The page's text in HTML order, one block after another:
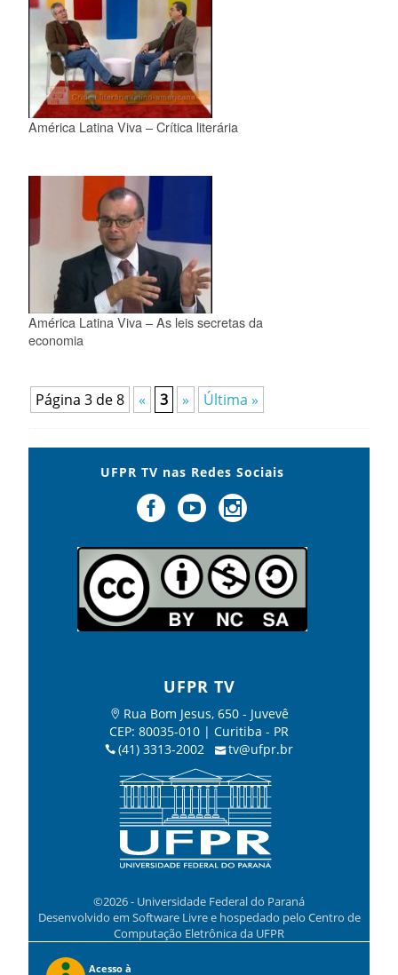
América Latina Viva – Crítica literária
América Latina Viva – As leis secretas da
economia
Página 3 de 8 « 3 » Última »
UFPR TV nas Redes Sociais
UFPR TV
Rua Bom Jesus, 650 - Juvevê
CEP: 80035-010 | Curitiba - PR
(41) 3313-2002
tv@ufpr.br
©2026 - Universidade Federal do Paraná
Desenvolvido em Software Livre e hospedado pelo Centro de
Computação Eletrônica da UFPR